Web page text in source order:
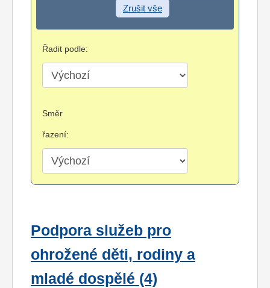
Zrušit vše
Řadit podle:
Směr
řazení:
Podpora služeb pro
ohrožené děti, rodiny a
mladé dospělé (4)